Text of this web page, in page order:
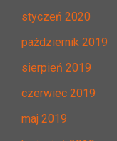
styczeń 2020
październik 2019
sierpień 2019
czerwiec 2019
maj 2019